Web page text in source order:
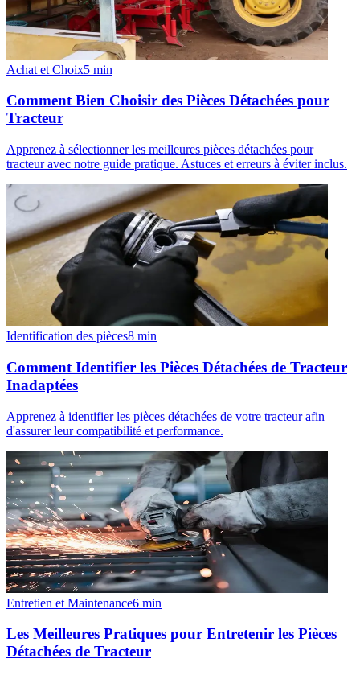
Achat et Choix5 min
Comment Bien Choisir des Pièces Détachées pour
Tracteur
Apprenez à sélectionner les meilleures pièces détachées pour
tracteur avec notre guide pratique. Astuces et erreurs à éviter inclus.
Identification des pièces8 min
Comment Identifier les Pièces Détachées de Tracteur
Inadaptées
Apprenez à identifier les pièces détachées de votre tracteur afin
d'assurer leur compatibilité et performance.
Entretien et Maintenance6 min
Les Meilleures Pratiques pour Entretenir les Pièces
Détachées de Tracteur